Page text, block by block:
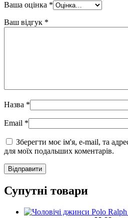
Ваша оцінка *
Ваш відгук *
Назва *
Email *
Зберегти моє ім'я, e-mail, та
для моїх подальших коментарів.
Супутні товари